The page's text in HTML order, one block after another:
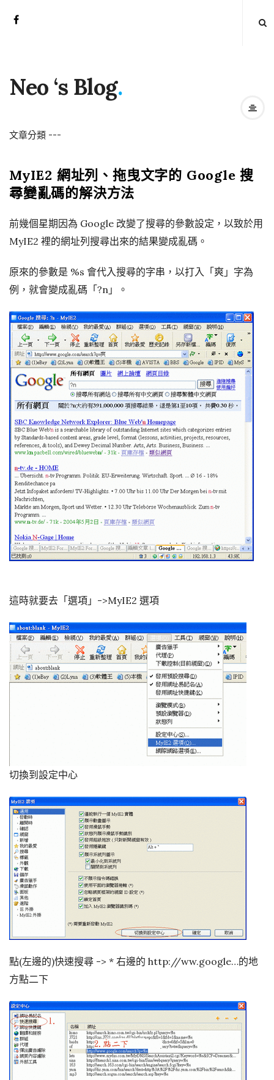
Neo ‘s Blog.
文章分類 ---
MyIE2 網址列、拖曳文字的 Google 搜
尋變亂碼的解決方法
前幾個星期因為 Google 改變了搜尋的參數設定，以致於用
MyIE2 裡的網址列搜尋出來的結果變成亂碼。
原來的參數是 %s 會代入搜尋的字串，以打入「爽」字為
例，就會變成亂碼「?n」。
這時就要去「選項」->MyIE2 選項
切換到設定中心
點(左邊的)快速搜尋 -> * 右邊的 http://ww.google…的地
方點二下